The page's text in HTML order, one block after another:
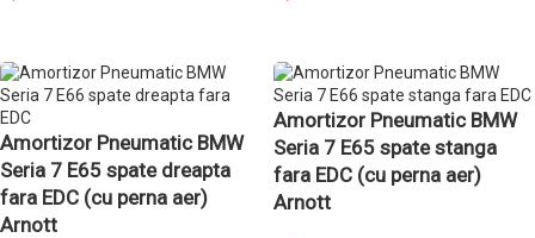
Amortizor Pneumatic BMW
Seria 7 E65 spate dreapta
fara EDC (cu perna aer)
Arnott
Amortizor Pneumatic BMW
Seria 7 E65 spate stanga
fara EDC (cu perna aer)
Arnott